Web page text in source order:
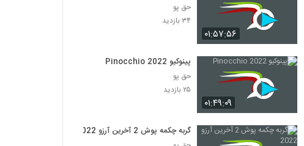
۰۱:۵۷:۵۶
حق پو
۳۴ بازدید
۰۱:۴۹:۰۹
پینوکیو Pinocchio 2022
حق پو
۲۵ بازدید
گربه چکمه پوش 2 آخرین آرزو 2022